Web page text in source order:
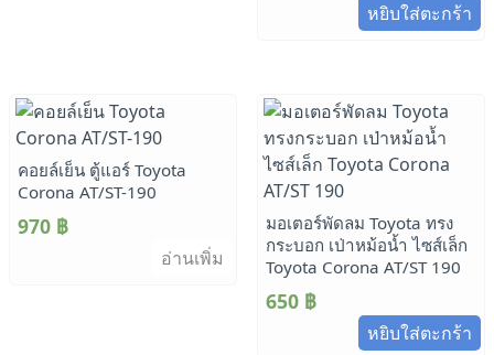
หยิบใส่ตะกร้า
คอยล์เย็น ตู้แอร์ Toyota
Corona AT/ST-190
970 ฿
อ่านเพิ่ม
มอเตอร์พัดลม Toyota ทรง
กระบอก เป่าหม้อน้ำ ไซส์เล็ก
Toyota Corona AT/ST 190
650 ฿
หยิบใส่ตะกร้า